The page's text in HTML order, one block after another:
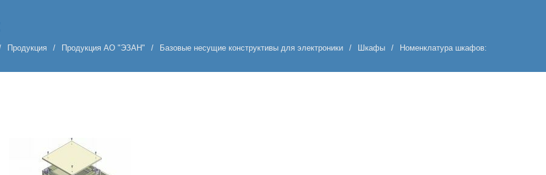
Продукция Продукция АО "ЭЗАН" Базовые несущие конструктивы для электроники Шкафы Номенклатура шкафов: